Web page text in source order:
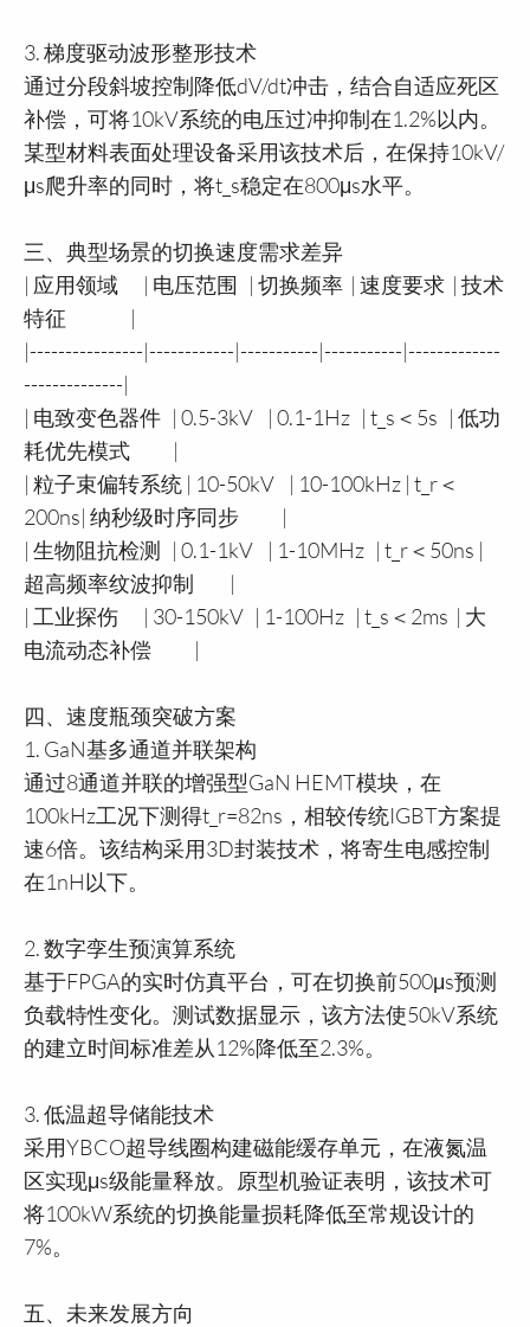
3. 梯度驱动波形整形技术
通过分段斜坡控制降低dV/dt冲击，结合自适应死区
补偿，可将10kV系统的电压过冲抑制在1.2%以内。
某型材料表面处理设备采用该技术后，在保持10kV/
μs爬升率的同时，将t_s稳定在800μs水平。
三、典型场景的切换速度需求差异
| 应用领域 | 电压范围 | 切换频率 | 速度要求 | 技术
特征 |
|----------------|------------|-----------|-----------|-------------
--------------|
| 电致变色器件 | 0.5-3kV | 0.1-1Hz | t_s＜5s | 低功
耗优先模式 |
| 粒子束偏转系统 | 10-50kV | 10-100kHz | t_r＜
200ns| 纳秒级时序同步 |
| 生物阻抗检测 | 0.1-1kV | 1-10MHz | t_r＜50ns |
超高频率纹波抑制 |
| 工业探伤 | 30-150kV | 1-100Hz | t_s＜2ms | 大
电流动态补偿 |
四、速度瓶颈突破方案
1. GaN基多通道并联架构
通过8通道并联的增强型GaN HEMT模块，在
100kHz工况下测得t_r=82ns，相较传统IGBT方案提
速6倍。该结构采用3D封装技术，将寄生电感控制
在1nH以下。
2. 数字孪生预演算系统
基于FPGA的实时仿真平台，可在切换前500μs预测
负载特性变化。测试数据显示，该方法使50kV系统
的建立时间标准差从12%降低至2.3%。
3. 低温超导储能技术
采用YBCO超导线圈构建磁能缓存单元，在液氮温
区实现μs级能量释放。原型机验证表明，该技术可
将100kW系统的切换能量损耗降低至常规设计的
7%。
五、未来发展方向